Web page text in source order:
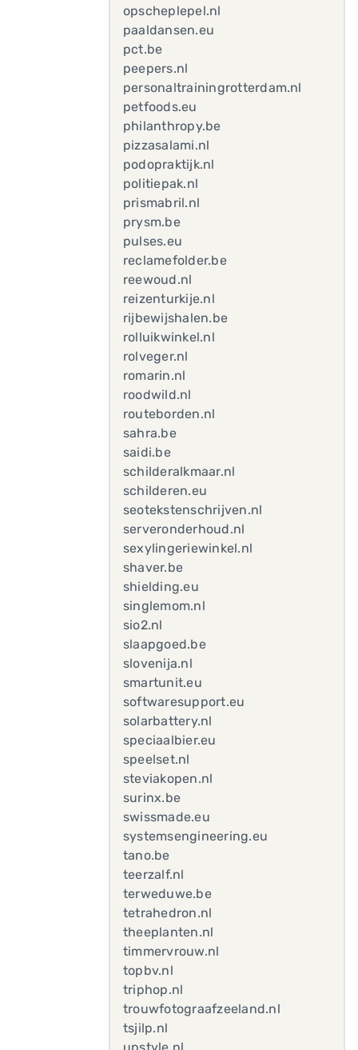
opscheplepel.nl
paaldansen.eu
pct.be
peepers.nl
personaltrainingrotterdam.nl
petfoods.eu
philanthropy.be
pizzasalami.nl
podopraktijk.nl
politiepak.nl
prismabril.nl
prysm.be
pulses.eu
reclamefolder.be
reewoud.nl
reizenturkije.nl
rijbewijshalen.be
rolluikwinkel.nl
rolveger.nl
romarin.nl
roodwild.nl
routeborden.nl
sahra.be
saidi.be
schilderalkmaar.nl
schilderen.eu
seotekstenschrijven.nl
serveronderhoud.nl
sexylingeriewinkel.nl
shaver.be
shielding.eu
singlemom.nl
sio2.nl
slaapgoed.be
slovenija.nl
smartunit.eu
softwaresupport.eu
solarbattery.nl
speciaalbier.eu
speelset.nl
steviakopen.nl
surinx.be
swissmade.eu
systemsengineering.eu
tano.be
teerzalf.nl
terweduwe.be
tetrahedron.nl
theeplanten.nl
timmervrouw.nl
topbv.nl
triphop.nl
trouwfotograafzeeland.nl
tsjilp.nl